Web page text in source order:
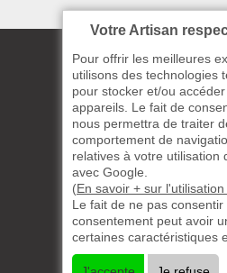
Votre Artisan
Pour offrir les meilleures
utilisons des technologies
pour stocker et/ou
appareils. Le fait de
nous permettra de traiter
comportement de
relatives à votre utilisation
avec Google.
(En savoir + sur
Le fait de ne pas
consentement peut avoir
certaines caractéristiques